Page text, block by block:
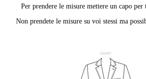
Per prendere le misure mettere un capo
Non prendete le misure su voi stessi ma